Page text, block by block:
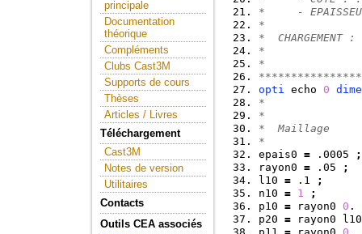
principale
Documentation
théorique
Compléments
Clubs Cast3M
Supports de cours
Thèses
Articles / Livres
Téléchargement
Cast3M
Notes de version
Utilitaires
Contacts
Outils CEA associés
*     -
*
*
*
*
opti echo 0 dime
*
*
*  Maillage
*
epais0 = .0005
;
rayon0 = .05
;
l10 = .1
;
n10 = 1
;
p10 = rayon0 0 .
p20 = rayon0